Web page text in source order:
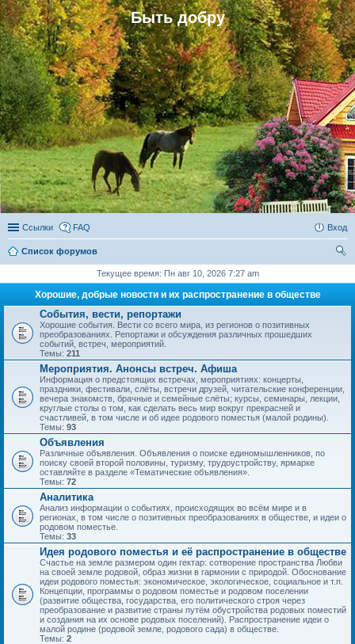
Быть добру
Ссылки FAQ Вход
Список форумов
Текущее время: Пн авг 10, 2026 7:27 am
Хорошие, добрые новости и их распространение в обществе
События, вести, репортажи
Хорошие события. Вести со всего мира, из регионов о позитивных
преобразованиях. Репортажи и обсуждения различных прошедших
событий, встреч, мероприятий.
Темы: 211
Мероприятия. Анонсы встреч. Афиша
Информация о предстоящих встречах, мероприятиях: концерты,
праздники, фестивали, слёты, встречи друзей, читательские конференции,
вечера знакомств, брачные и семейные слёты; курсы, семинары, лекции,
круглые столы о том, как сделать весь мир вокруг прекрасней и
счастливей, в том числе и об идее родового поместья (малой родины).
Темы: 93
Объявления
Различные объявления. Объявления о поиске единомышленников, по
поиску своей второй половины, туризму, трудоустройству, ярмарке
оставляйте в разделе «Тематические объявления».
Темы: 72
Аналитика
Анализ информации о событиях, происходящих во всём мире и в
регионах, в том числе о позитивных преобразованиях в обществе, и идеи о
родовом поместье.
Темы: 33
Идея родового поместья и её распространение в обществе
Счастье на земле размером один гектар: сотворение пространства Любви
на своей земле родовой, образ жизни в гармонии с природой. Обоснование
идеи родового поместья: экономическое, экологическое, социальное и т.п.
Концепции, программы о родовом поместье и родовом поселении
(развитие общества, государства, его политического строя через
преобразование и развитие страны путём обустройства родовых поместий
и создания на их основе родовых поселений). Распространение идеи о
малой родине (родовой земле, родового сада) в обществе.
Темы: 2